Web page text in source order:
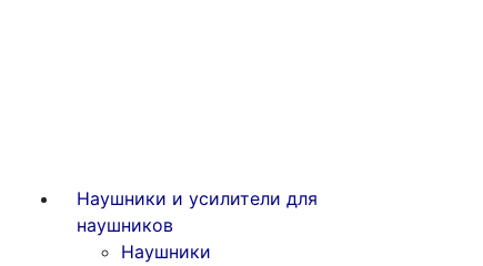
Наушники и усилители для
наушников
Наушники